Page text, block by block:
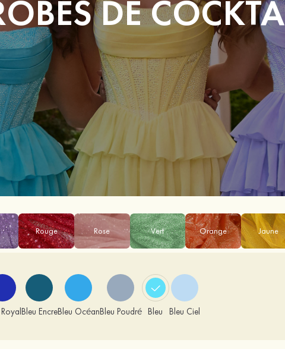
DE
Rouge Rose Vert Orange Jaune
Bleu EncreBleu OcéanBleu Poudré Bleu Bleu Ciel